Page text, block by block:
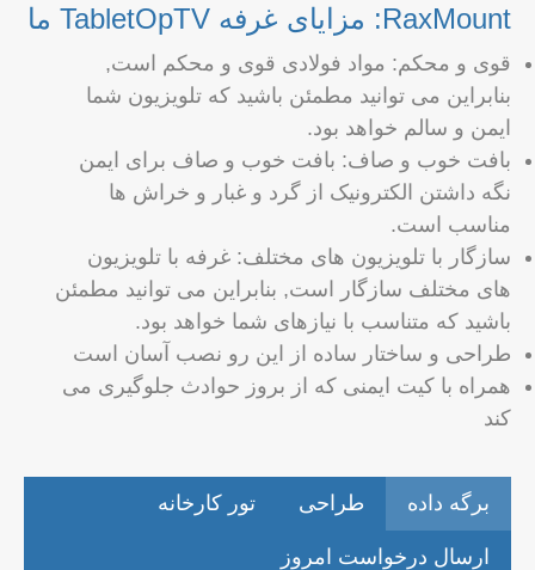
RaxMount: مزایای غرفه TabletOpTV ما
قوی و محکم: مواد فولادی قوی و محکم است,
بنابراین می توانید مطمئن باشید که تلویزیون شما
ایمن و سالم خواهد بود.
بافت خوب و صاف: بافت خوب و صاف برای ایمن
نگه داشتن الکترونیک از گرد و غبار و خراش ها
مناسب است.
سازگار با تلویزیون های مختلف: غرفه با تلویزیون
های مختلف سازگار است, بنابراین می توانید مطمئن
باشید که متناسب با نیازهای شما خواهد بود.
طراحی و ساختار ساده از این رو نصب آسان است
همراه با کیت ایمنی که از بروز حوادث جلوگیری می
کند
برگه داده طراحی تور کارخانه
ارسال درخواست امروز